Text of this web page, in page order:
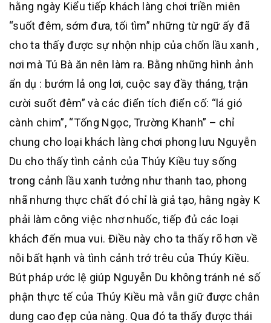
hằng ngày Kiểu tiếp khách làng chơi triền miên
“suốt đêm, sớm đưa, tối tìm” những từ ngữ ấy đã
cho ta thấy được sự nhộn nhịp của chốn lầu xanh ,
nơi mà Tú Bà ăn nên làm ra. Bằng những hình ảnh
ẩn dụ : bướm lả ong lơi, cuộc say đầy tháng, trận
cười suốt đêm” và các điển tích điển cố: “lá gió
cành chim”, “Tống Ngọc, Trường Khanh” – chỉ
chung cho loại khách làng chơi phong lưu Nguyễn
Du cho thấy tình cảnh của Thúy Kiều tuy sống
trong cảnh lầu xanh tưởng như thanh tao, phong
nhã nhưng thực chất đó chỉ là giả tạo, hằng ngày K
phải làm công việc nhơ nhuốc, tiếp đủ các loại
khách đến mua vui. Điều này cho ta thấy rõ hơn về
nỗi bất hạnh và tình cảnh trớ trêu của Thúy Kiều.
Bút pháp ước lệ giúp Nguyễn Du không tránh né số
phận thực tế của Thúy Kiều mà vẫn giữ được chân
dung cao đẹp của nàng. Qua đó ta thấy được thái